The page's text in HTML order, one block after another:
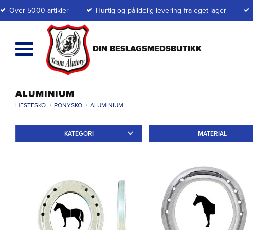
Over 5000 artikler Hurtig og pålidelig levering fra eget lager
ALUMINIUM
HESTESKO PONYSKO ALUMINIUM
KATEGORI MATERIAL